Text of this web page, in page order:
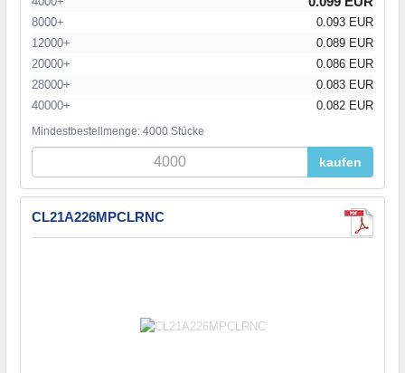
8000+
0.093 EUR
12000+
0.089 EUR
20000+
0.086 EUR
28000+
0.083 EUR
40000+
0.082 EUR
Mindestbestellmenge: 4000 Stücke
kaufen
CL21A226MPCLRNC